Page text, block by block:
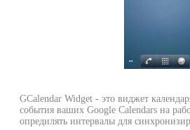
GCalendar Widget - это виджет
события ваших Google Calendars на
опредилять интервалы для